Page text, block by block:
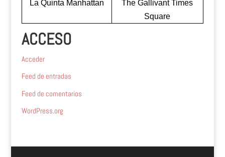
La Quinta Manhattan
The Gallivant Times
Square
ACCESO
Acceder
Feed de entradas
Feed de comentarios
WordPress.org